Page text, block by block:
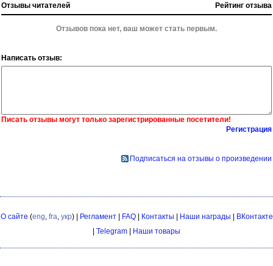
Отзывы читателей Рейтинг отзыва
Отзывов пока нет, ваш может стать первым.
Написать отзыв:
Писать отзывы могут только зарегистрированные посетители!
Регистрация
Подписаться на отзывы о произведении
О сайте (eng fra укр) | Регламент| FAQ| Контакты | Наши награды | ВКонтакте
| Telegram | Наши товары